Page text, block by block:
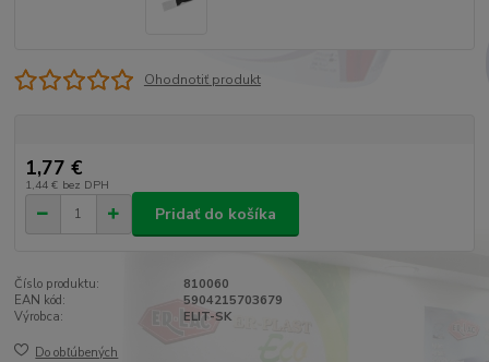
Ohodnotiť produkt
1,77 €
1,44 € bez DPH
Pridať do košíka
Číslo produktu:
810060
EAN kód:
5904215703679
Výrobca:
ELIT-SK
Do obľúbených